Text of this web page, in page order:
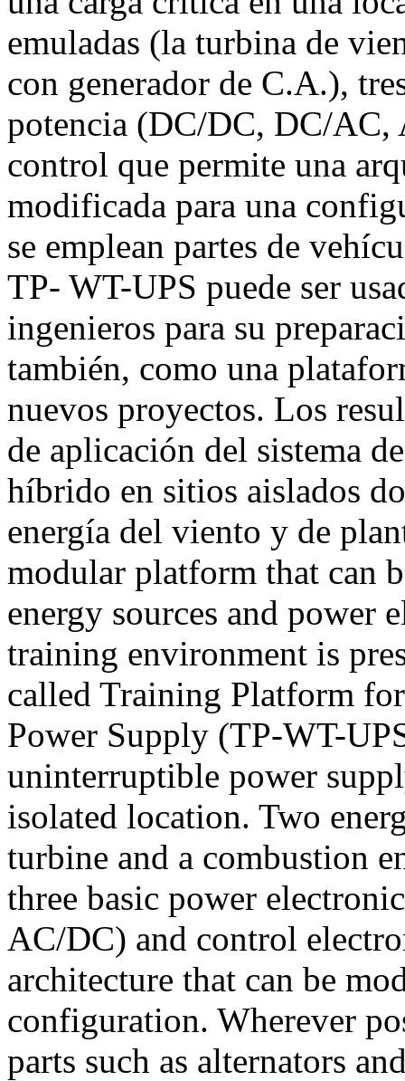
emuladas (la turbina de
con generador de C.A.),
potencia (DC/DC, DC/AC,
control que permite una
modificada para una
se emplean partes de
TP- WT-UPS puede ser
ingenieros para su
también, como una
nuevos proyectos. Los
de aplicación del sistema
híbrido en sitios aislados
energía del viento y de
modular platform that can
energy sources and power
training environment is
called Training Platform
Power Supply (TP-WT-
uninterruptible power
isolated location. Two
turbine and a combustion
three basic power
AC/DC) and control
architecture that can be
configuration. Wherever
parts such as alternators